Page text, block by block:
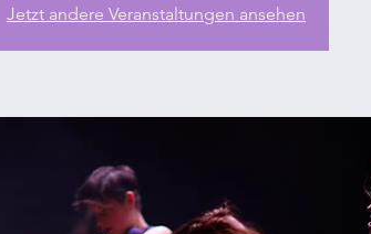
Jetzt andere Veranstaltungen ansehen